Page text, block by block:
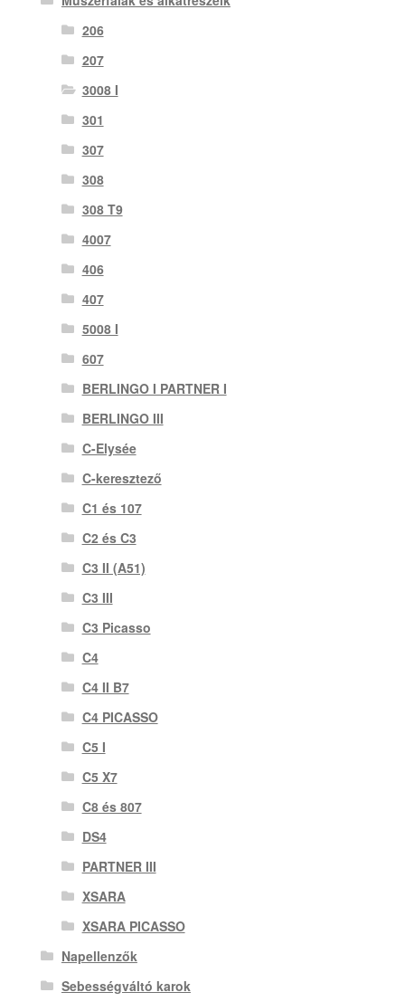
206
207
3008 I
301
307
308
308 T9
4007
406
407
5008 I
607
BERLINGO I PARTNER I
BERLINGO III
C-Elysée
C-keresztező
C1 és 107
C2 és C3
C3 II (A51)
C3 III
C3 Picasso
C4
C4 II B7
C4 PICASSO
C5 I
C5 X7
C8 és 807
DS4
PARTNER III
XSARA
XSARA PICASSO
Napellenzők
Sebességváltó karok